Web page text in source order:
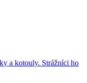
a kotouly. Strážníci ho